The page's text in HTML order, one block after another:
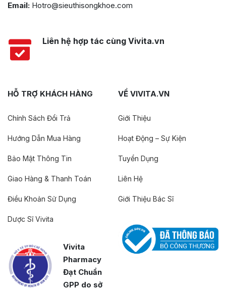
Email: Hotro@sieuthisongkhoe.com
Liên hệ hợp tác cùng Vivita.vn
HỖ TRỢ KHÁCH HÀNG
Chính Sách Đổi Trả
Hướng Dẫn Mua Hàng
Bảo Mật Thông Tin
Giao Hàng & Thanh Toán
Điều Khoản Sử Dụng
Dược Sĩ Vivita
Vivita
Pharmacy
Đạt Chuẩn
GPP do sở
VỀ VIVITA.VN
Giới Thiệu
Hoạt Động – Sự Kiện
Tuyển Dụng
Liên Hệ
Giới Thiệu Bác Sĩ